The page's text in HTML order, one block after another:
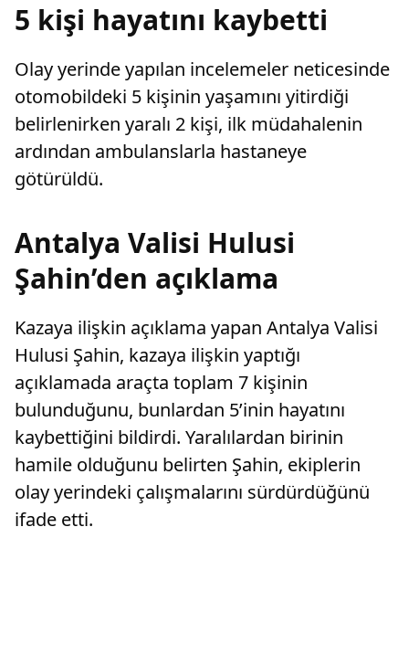
5 kişi hayatını kaybetti
Olay yerinde yapılan incelemeler neticesinde
otomobildeki 5 kişinin yaşamını yitirdiği
belirlenirken yaralı 2 kişi, ilk müdahalenin
ardından ambulanslarla hastaneye
götürüldü.
Antalya Valisi Hulusi
Şahin’den açıklama
Kazaya ilişkin açıklama yapan Antalya Valisi
Hulusi Şahin, kazaya ilişkin yaptığı
açıklamada araçta toplam 7 kişinin
bulunduğunu, bunlardan 5’inin hayatını
kaybettiğini bildirdi. Yaralılardan birinin
hamile olduğunu belirten Şahin, ekiplerin
olay yerindeki çalışmalarını sürdürdüğünü
ifade etti.